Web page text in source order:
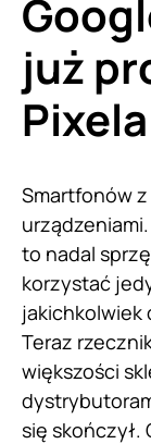
już
Smartfonów z
to nadal
korzystać
jakichkolwiek
Teraz
większości
się skończył.